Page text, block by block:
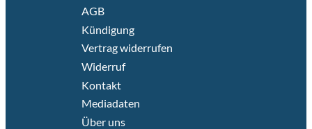
AGB
Kündigung
Vertrag widerrufen
Widerruf
Kontakt
Mediadaten
Über uns